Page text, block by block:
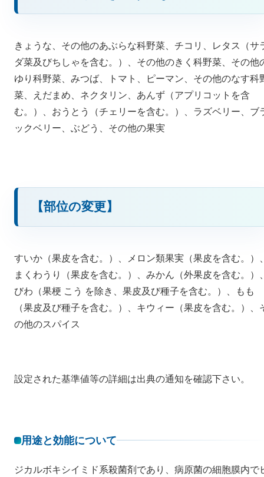
きょうな、その他のあぶらな科野菜、チコリ、レタス（サ
ダ菜及びちしゃを含む。）、その他のきく科野菜、その他
ゆり科野菜、みつば、トマト、ピーマン、その他のなす科
菜、えだまめ、ネクタリン、あんず（アプリコットを含
む。）、おうとう（チェリーを含む。）、ラズベリー、ブ
ックベリー、ぶどう、その他の果実
【部位の変更】
すいか（果皮を含む。）、メロン類果実（果皮を含む。）
まくわうり（果皮を含む。）、みかん（外果皮を含む。）
びわ（果梗 こう を除き、果皮及び種子を含む。）、もも
（果皮及び種子を含む。）、キウィー（果皮を含む。）、
の他のスパイス
設定された基準値等の詳細は出典の通知を確認下さい。
用途と効能について
ジカルボキシイミド系殺菌剤であり、病原菌の細胞膜内で